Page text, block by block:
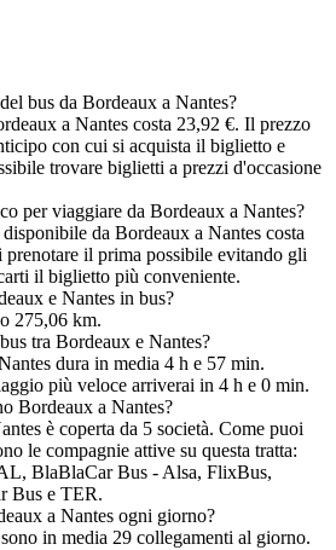
bus da Bordeaux a Nantes?
a Nantes costa 23,92 €. Il prezzo
con cui si acquista il biglietto e
trovare biglietti a prezzi d'occasione
per viaggiare da Bordeaux a Nantes?
da Bordeaux a Nantes costa
il prima possibile evitando gli
il biglietto più conveniente.
e Nantes in bus?
275,06 km.
tra Bordeaux e Nantes?
dura in media 4 h e 57 min.
più veloce arriverai in 4 h e 0 min.
Bordeaux a Nantes?
è coperta da 5 società. Come puoi
le compagnie attive su questa tratta:
BlaBlaCar Bus - Alsa, FlixBus,
Bus e TER.
a Nantes ogni giorno?
in media 29 collegamenti al giorno.